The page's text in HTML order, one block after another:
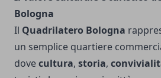
Bologna
Il Quadrilatero Bologna
un semplice quartiere
dovecultura, storia,